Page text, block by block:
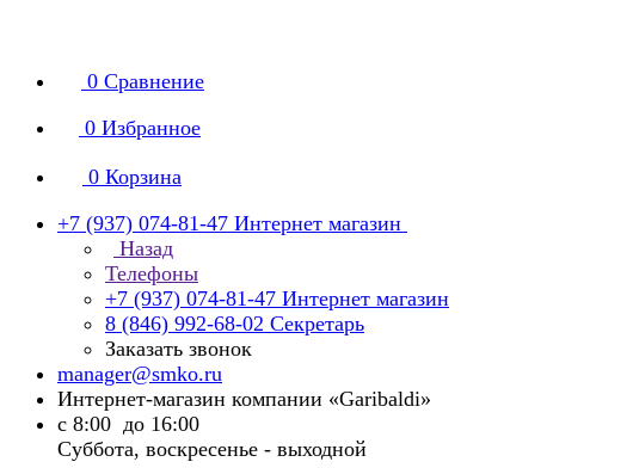
0 Сравнение
0 Избранное
0 Корзина
+7 (937) 074-81-47 Интернет магазин
Назад
Телефоны
+7 (937) 074-81-47 Интернет магазин
8 (846) 992-68-02 Секретарь
Заказать звонок
manager@smko.ru
Интернет-магазин компании «Garibaldi»
с 8:00 до 16:00
Суббота, воскресенье - выходной